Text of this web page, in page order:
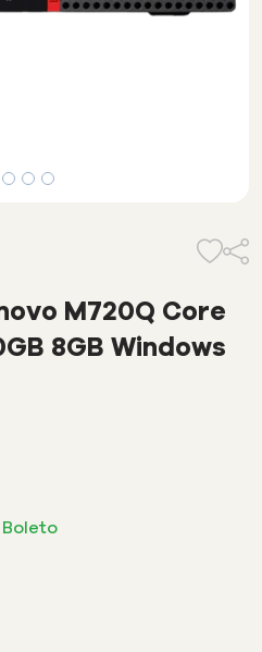
M720Q Core
8GB Windows
Boleto